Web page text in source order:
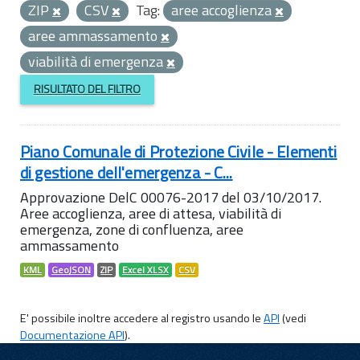
ZIP
CSV Tag: aree accoglienza
aree ammassamento
viabilità di emergenza
RISULTATO DEL FILTRO
Piano Comunale di Protezione Civile - Elementi
di gestione dell'emergenza - C...
Approvazione DelC 00076-2017 del 03/10/2017.
Aree accoglienza, aree di attesa, viabilità di
emergenza, zone di confluenza, aree
ammassamento
KML GeoJSON ZIP Excel XLSX CSV
E' possibile inoltre accedere al registro usando leAPI(vedi
Documentazione API).